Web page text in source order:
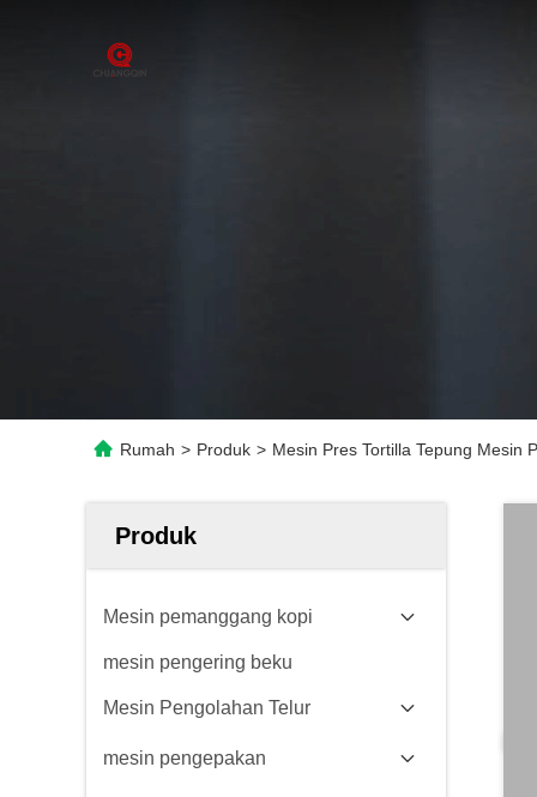
Rumah > Produk > Mesin Pres Tortilla Tepung Mesin
Produk
Mesin pemanggang kopi
mesin pengering beku
Mesin Pengolahan Telur
mesin pengepakan